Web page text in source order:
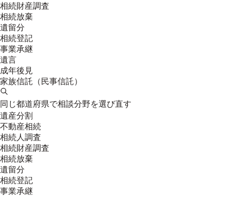
相続財産調査
相続放棄
遺留分
相続登記
事業承継
遺言
成年後見
家族信託（民事信託）
同じ都道府県で相談分野を選び直す
遺産分割
不動産相続
相続人調査
相続財産調査
相続放棄
遺留分
相続登記
事業承継